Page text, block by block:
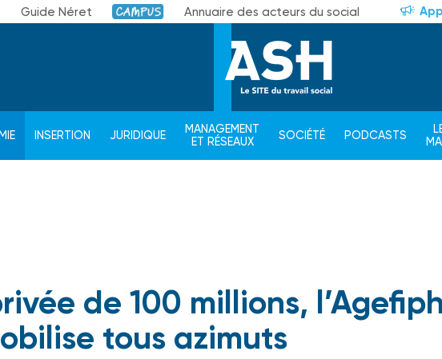
Guide Néret Campus Annuaire des acteurs du social
INSERTION JURIDIQUE
MANAGEMENT
ET RÉSEAUX
SOCIÉTÉ PODCASTS
de 100 millions, l’Agefiph
tous azimuts